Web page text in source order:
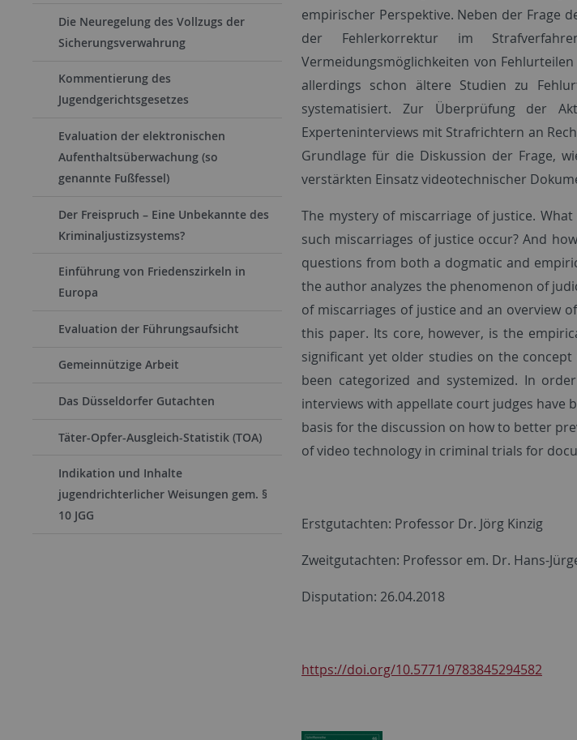
Die Neuregelung des Vollzugs der
Sicherungsverwahrung
Kommentierung des
Jugendgerichtsgesetzes
Evaluation der elektronischen
Aufenthaltsüberwachung (so
genannte Fußfessel)
Der Freispruch – Eine Unbekannte des
Kriminaljustizsystems?
Einführung von Friedenszirkeln in
Europa
Evaluation der Führungsaufsicht
Gemeinnützige Arbeit
Das Düsseldorfer Gutachten
Täter-Opfer-Ausgleich-Statistik (TOA)
Indikation und Inhalte
jugendrichterlicher Weisungen gem. §
10 JGG
empirischer Perspektive. Neben der Frage
der Fehlerkorrektur im
Vermeidungsmöglichkeiten von
allerdings schon ältere Studien zu
systematisiert. Zur Überprüfung der
Experteninterviews mit Strafrichtern an
Grundlage für die Diskussion der Frage,
verstärkten Einsatz videotechnischer
The mystery of miscarriage of justice.
such miscarriages of justice occur? And
questions from both a dogmatic and
the author analyzes the phenomenon of
of miscarriages of justice and an overview
this paper. Its core, however, is the
significant yet older studies on the
been categorized and systemized. In
interviews with appellate court judges have
basis for the discussion on how to better
of video technology in criminal trials for
Erstgutachten: Professor Dr. Jörg Kinzig
Zweitgutachten: Professor em. Dr. Hans-
Disputation: 26.04.2018
https://doi.org/10.5771/9783845294582